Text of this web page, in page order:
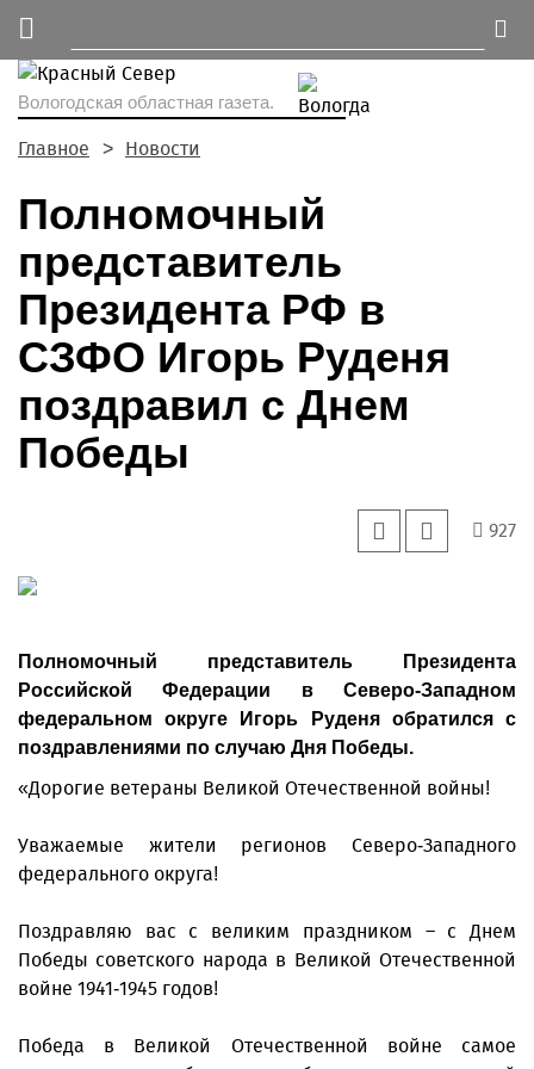
Вологодская областная газета.
Главное Новости
Полномочный
представитель
Президента РФ в
СЗФО Игорь Руденя
поздравил с Днем
Победы
927
Полномочный представитель Президента
Российской Федерации в Северо-Западном
федеральном округе Игорь Руденя обратился с
поздравлениями по случаю Дня Победы.
«Дорогие ветераны Великой Отечественной войны!
Уважаемые жители регионов Северо-Западного
федерального округа!
Поздравляю вас с великим праздником – с Днем
Победы советского народа в Великой Отечественной
войне 1941-1945 годов!
Победа в Великой Отечественной войне самое